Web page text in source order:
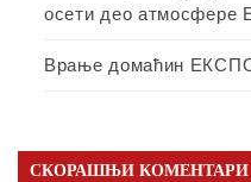
осети део атмосфере
Врање домаћин
СКОРАШЊИ КОМЕНТАРИ